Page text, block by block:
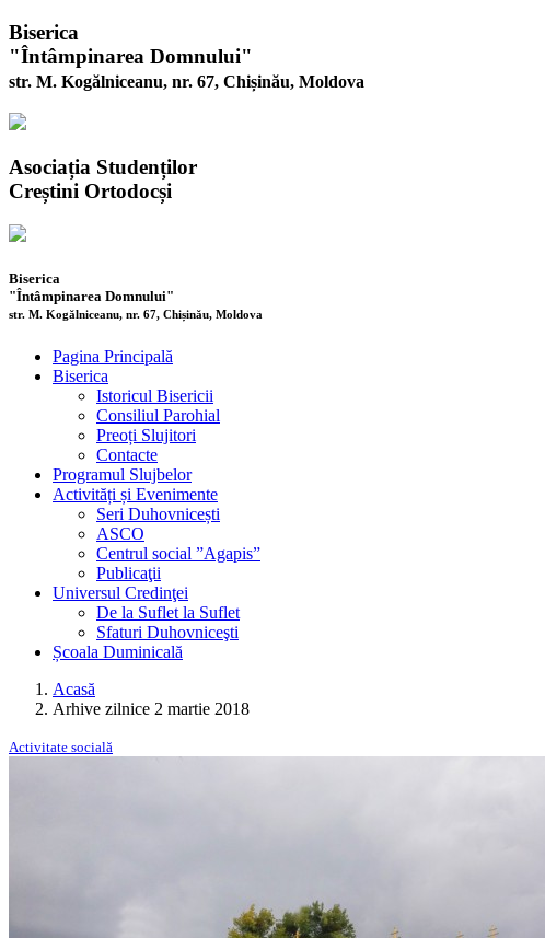
Biserica
"Întâmpinarea Domnului"
str. M. Kogălniceanu, nr. 67, Chișinău, Moldova
Asociația Studenților
Creștini Ortodocși
Biserica
"Întâmpinarea Domnului"
str. M. Kogălniceanu, nr. 67, Chișinău, Moldova
Pagina Principală
Biserica
Istoricul Bisericii
Consiliul Parohial
Preoți Slujitori
Contacte
Programul Slujbelor
Activități și Evenimente
Seri Duhovnicești
ASCO
Centrul social ”Agapis”
Publicaţii
Universul Credinţei
De la Suflet la Suflet
Sfaturi Duhovniceşti
Școala Duminicală
Acasă
Arhive zilnice 2 martie 2018
Activitate socială